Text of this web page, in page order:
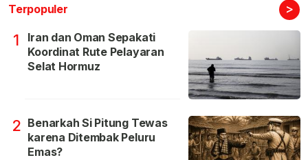
Terpopuler >
1
Iran dan Oman Sepakati
Koordinat Rute Pelayaran
Selat Hormuz
2 Benarkah Si Pitung Tewas
karena Ditembak Peluru
Emas?